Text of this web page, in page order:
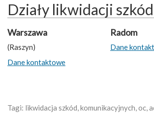
Działy likwidacji
Warszawa
(Raszyn)
Dane kontaktowe
Radom
Dane
Tagi: likwidacja szkód, komunikacyjnych, oc,